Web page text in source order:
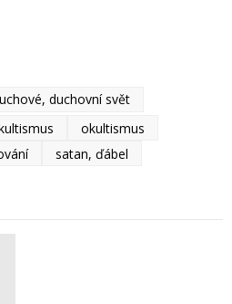
duchovní svět
okultismus
satan, ďábel